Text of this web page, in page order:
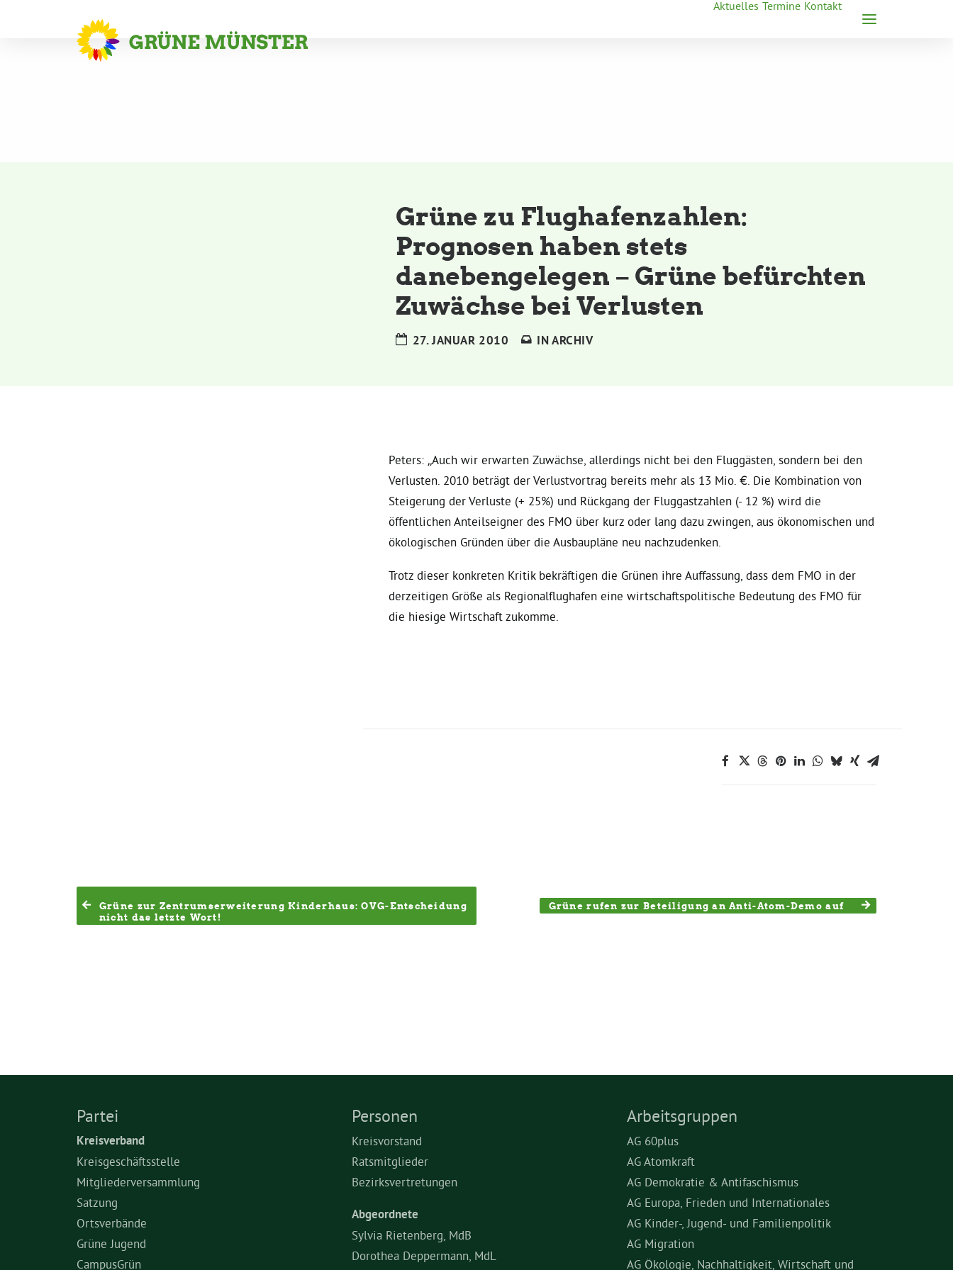
Aktuelles Termine Kontakt
Grüne zu Flughafenzahlen:
Prognosen haben stets
danebengelegen – Grüne befürchten
Zuwächse bei Verlusten
27. JANUAR 2010 INARCHIV
Peters: „Auch wir erwarten Zuwächse, allerdings nicht bei den Fluggästen, sondern bei den
Verlusten. 2010 beträgt der Verlustvortrag bereits mehr als 13 Mio. €. Die Kombination von
Steigerung der Verluste (+ 25%) und Rückgang der Fluggastzahlen (- 12 %) wird die
öffentlichen Anteilseigner des FMO über kurz oder lang dazu zwingen, aus ökonomischen und
ökologischen Gründen über die Ausbaupläne neu nachzudenken.
Trotz dieser konkreten Kritik bekräftigen die Grünen ihre Auffassung, dass dem FMO in der
derzeitigen Größe als Regionalflughafen eine wirtschaftspolitische Bedeutung des FMO für
die hiesige Wirtschaft zukomme.
Grüne zur Zentrumserweiterung Kinderhaus: OVG-Entscheidung
nicht das letzte Wort!
Grüne rufen zur Beteiligung an Anti-Atom-Demo auf
Partei
Kreisverband
Kreisgeschäftsstelle
Mitgliederversammlung
Satzung
Ortsverbände
Grüne Jugend
CampusGrün
Personen
Kreisvorstand
Ratsmitglieder
Bezirksvertretungen
Abgeordnete
Sylvia Rietenberg, MdB
Dorothea Deppermann, MdL
Arbeitsgruppen
AG 60plus
AG Atomkraft
AG Demokratie & Antifaschismus
AG Europa, Frieden und Internationales
AG Kinder-, Jugend- und Familienpolitik
AG Migration
AG Ökologie, Nachhaltigkeit, Wirtschaft und